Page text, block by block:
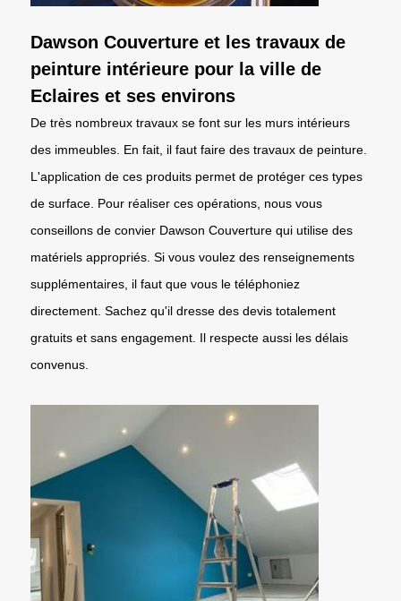
Dawson Couverture et les travaux de
peinture intérieure pour la ville de
Eclaires et ses environs
De très nombreux travaux se font sur les murs intérieurs
des immeubles. En fait, il faut faire des travaux de peinture.
L'application de ces produits permet de protéger ces types
de surface. Pour réaliser ces opérations, nous vous
conseillons de convier Dawson Couverture qui utilise des
matériels appropriés. Si vous voulez des renseignements
supplémentaires, il faut que vous le téléphoniez
directement. Sachez qu'il dresse des devis totalement
gratuits et sans engagement. Il respecte aussi les délais
convenus.